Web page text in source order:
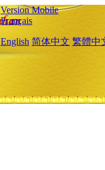
Version Mobile
Français
English 简体中文 繁體中